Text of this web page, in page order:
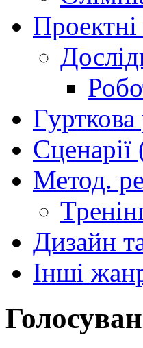
Проектні
Метод.
Дизайн
Інші